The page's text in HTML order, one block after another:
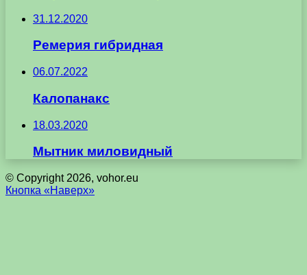
31.12.2020
Ремерия гибридная
06.07.2022
Калопанакс
18.03.2020
Мытник миловидный
© Copyright 2026, vohor.eu
Кнопка «Наверх»